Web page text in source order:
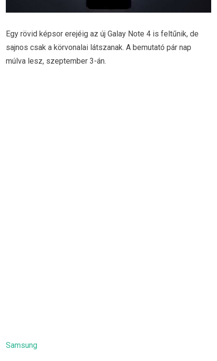
Egy rövid képsor erejéig az új Galay Note 4 is feltűnik, de
sajnos csak a körvonalai látszanak. A bemutató pár nap
múlva lesz, szeptember 3-án.
Samsung